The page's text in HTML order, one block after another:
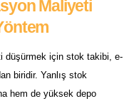
Maliyeti
düşürmek için stok takibi, e-
biridir. Yanlış stok
hem de yüksek depo